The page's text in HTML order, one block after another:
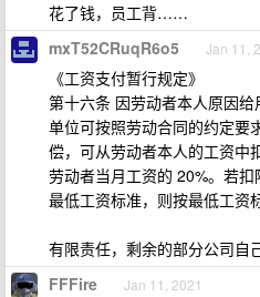
花了钱，员工背……
mxT52CRuqR6o5 Jan 11,
《工资支付暂行规定》
第十六条 因劳动者本人原因
单位可按照劳动合同的约定要
偿，可从劳动者本人的工资中
劳动者当月工资的 20%。若
最低工资标准，则按最低工资
有限责任，剩余的部分公司自
FFFire Jan 11, 2021